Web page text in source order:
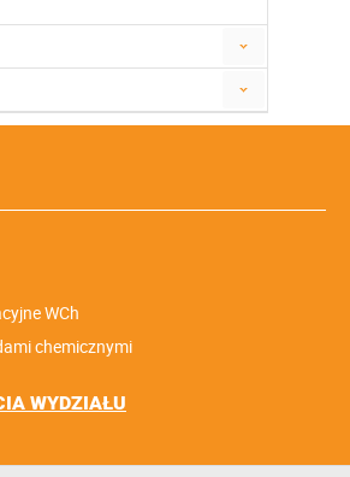
WCh
chemicznymi
WYDZIAŁU